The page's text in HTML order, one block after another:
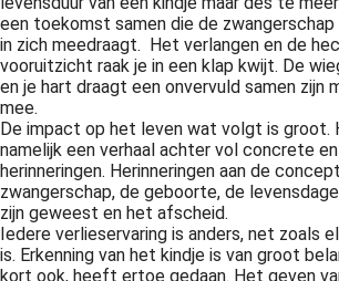
een toekomst samen die de
in zich meedraagt. Het verlangen en de
vooruitzicht raak je in een klap kwijt. De
en je hart draagt een onvervuld samen zijn
mee.
De impact op het leven wat volgt is groot.
namelijk een verhaal achter vol concrete
herinneringen. Herinneringen aan de
zwangerschap, de geboorte, de
zijn geweest en het afscheid.
Iedere verlieservaring is anders, net zoals
is. Erkenning van het kindje is van groot
kort ook, heeft ertoe gedaan. Het geven
van